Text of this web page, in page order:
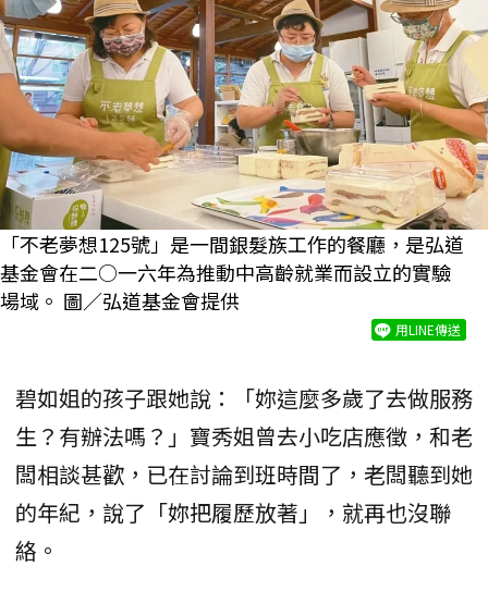
「不老夢想125號」是一間銀髮族工作的餐廳，是弘道
基金會在二○一六年為推動中高齡就業而設立的實驗
場域。 圖／弘道基金會提供
用LINE傳送
碧如姐的孩子跟她說：「妳這麼多歲了去做服務
生？有辦法嗎？」寶秀姐曾去小吃店應徵，和老
闆相談甚歡，已在討論到班時間了，老闆聽到她
的年紀，說了「妳把履歷放著」，就再也沒聯
絡。